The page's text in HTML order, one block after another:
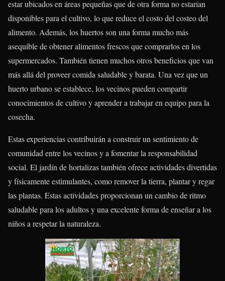
estar ubicados en áreas pequeñas que de otra forma no estarían
disponibles para el cultivo, lo que reduce el costo del costeo del
alimento. Además, los huertos son una forma mucho más
asequible de obtener alimentos frescos que comprarlos en los
supermercados. También tienen muchos otros beneficios que van
más allá del proveer comida saludable y barata. Una vez que un
huerto urbano se establece, los vecinos pueden compartir
conocimientos de cultivo y aprender a trabajar en equipo para la
cosecha.
Estas experiencias contribuirán a construir un sentimiento de
comunidad entre los vecinos y a fomentar la responsabilidad
social. El jardín de hortalizas también ofrece actividades divertidas
y físicamente estimulantes, como remover la tierra, plantar y regar
las plantas. Estas actividades proporcionan un cambio de ritmo
saludable para los adultos y una excelente forma de enseñar a los
niños a respetar la naturaleza.